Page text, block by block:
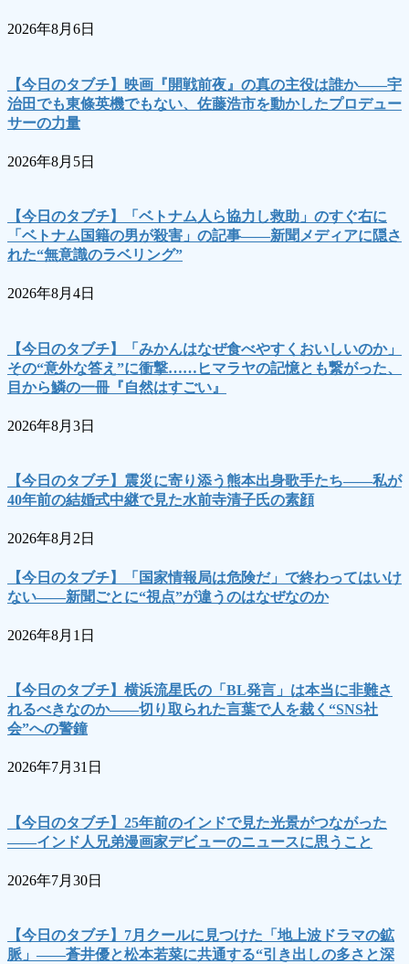
2026年8月6日
【今日のタブチ】映画『開戦前夜』の真の主役は誰か――宇
治田でも東條英機でもない、佐藤浩市を動かしたプロデュー
サーの力量
2026年8月5日
【今日のタブチ】「ベトナム人ら協力し救助」のすぐ右に
「ベトナム国籍の男が殺害」の記事――新聞メディアに隠さ
れた“無意識のラベリング”
2026年8月4日
【今日のタブチ】「みかんはなぜ食べやすくおいしいのか」
その“意外な答え”に衝撃……ヒマラヤの記憶とも繋がった、
目から鱗の一冊『自然はすごい』
2026年8月3日
【今日のタブチ】震災に寄り添う熊本出身歌手たち――私が
40年前の結婚式中継で見た水前寺清子氏の素顔
2026年8月2日
【今日のタブチ】「国家情報局は危険だ」で終わってはいけ
ない――新聞ごとに“視点”が違うのはなぜなのか
2026年8月1日
【今日のタブチ】横浜流星氏の「BL発言」は本当に非難さ
れるべきなのか――切り取られた言葉で人を裁く“SNS社
会”への警鐘
2026年7月31日
【今日のタブチ】25年前のインドで見た光景がつながった
――インド人兄弟漫画家デビューのニュースに思うこと
2026年7月30日
【今日のタブチ】7月クールに見つけた「地上波ドラマの鉱
脈」――蒼井優と松本若菜に共通する“引き出しの多さと深